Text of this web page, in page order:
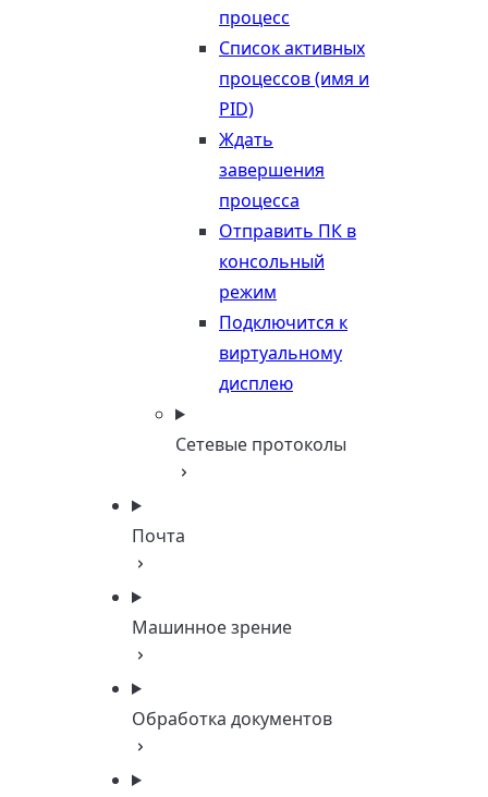
процесс
Список активных
процессов (имя и
PID)
Ждать
завершения
процесса
Отправить ПК в
консольный
режим
Подключится к
виртуальному
дисплею
Сетевые протоколы
Почта
Машинное зрение
Обработка документов